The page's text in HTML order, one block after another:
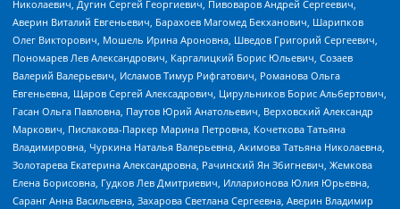
Николаевич, Дугин Сергей Георгиевич, Пивоваров Андрей Сергеевич,
Аверин Виталий Евгеньевич, Барахоев Магомед Бекханович, Шарипков
Олег Викторович, Мошель Ирина Ароновна, Шведов Григорий Сергеевич,
Пономарев Лев Александрович, Каргалицкий Борис Юльевич, Созаев
Валерий Валерьевич, Исламов Тимур Рифгатович, Романова Ольга
Евгеньевна, Щаров Сергей Алексадрович, Цирульников Борис Альбертович,
Гасан Ольга Павловна, Паутов Юрий Анатольевич, Верховский Александр
Маркович, Пислакова-Паркер Марина Петровна, Кочеткова Татьяна
Владимировна, Чуркина Наталья Валерьевна, Акимова Татьяна Николаевна,
Золотарева Екатерина Александровна, Рачинский Ян Збигневич, Жемкова
Елена Борисовна, Гудков Лев Дмитриевич, Илларионова Юлия Юрьевна,
Саранг Анна Васильевна, Захарова Светлана Сергеевна, Аверин Владимир